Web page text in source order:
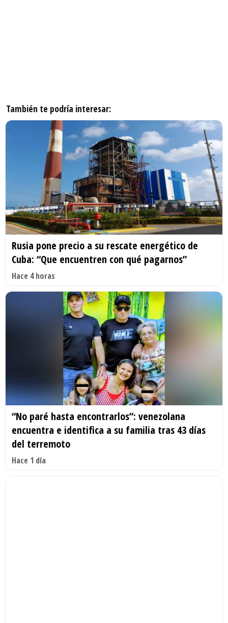
También te podría interesar:
Rusia pone precio a su rescate energético de
Cuba: “Que encuentren con qué pagarnos”
Hace 4 horas
“No paré hasta encontrarlos”: venezolana
encuentra e identifica a su familia tras 43 días
del terremoto
Hace 1 día